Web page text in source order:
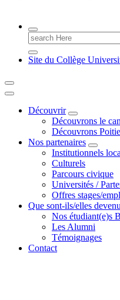
Poitiers presente !
Search
for:
Site du Collège
Découvrir
Découvrons le
Découvrons
Nos partenaires
Institutionnels
Culturels
Parcours civique
Universités /
Offres stages/
Que sont-ils/elles
Nos étudiant(e)s
Les Alumni
Témoignages
Contact